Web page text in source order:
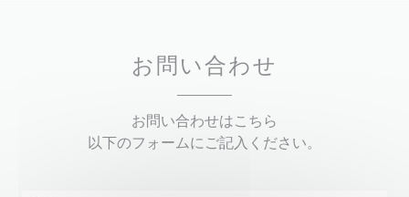
お問い合わせ
お問い合わせはこちら
以下のフォームにご記入ください。